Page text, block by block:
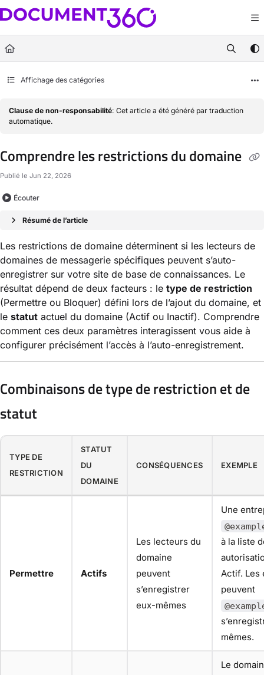
Documentation Index
Fetch the complete documentation index at:https://docs.document360.com/
Use this file to discover all available pages before exploring further.
Affichage des catégories
Clause de non-responsabilité: Cet article a été généré par traduction
automatique.
Comprendre les restrictions du domaine
Publié le Jun 22, 2026
Écouter
Résumé de l’article
Les restrictions de domaine déterminent si les lecteurs de
domaines de messagerie spécifiques peuvent s’auto-
enregistrer sur votre site de base de connaissances. Le
résultat dépend de deux facteurs : le type de restriction
(Permettre ou Bloquer) défini lors de l’ajout du domaine, et
le statut actuel du domaine (Actif ou Inactif). Comprendre
comment ces deux paramètres interagissent vous aide à
configurer précisément l’accès à l’auto-enregistrement.
Combinaisons de type de restriction et de
statut
TYPE DE
RESTRICTION
STATUT
DU
DOMAINE
CONSÉQUENCES EXEMPLE
Permettre Actifs
Les lecteurs du
domaine
peuvent
s’enregistrer
eux-mêmes
Une
à la liste
Actif. Les
peuvent
mêmes.
Le